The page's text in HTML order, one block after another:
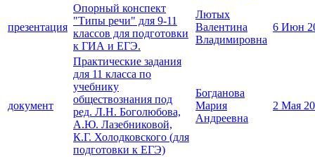
презентация
Опорный конспект
"Типы речи" для 9-11
классов для подготовки
к ГИА и ЕГЭ.
Лютых
Валентина
Владимировна
6 Июн
документ
Практические задания
для 11 класса по
учебнику
обществознания под
ред. Л.Н. Боголюбова,
А.Ю. Лазебниковой,
К.Г. Холодковского (для
подготовки к ЕГЭ)
Богданова
Мария
Андреевна
2 Мая